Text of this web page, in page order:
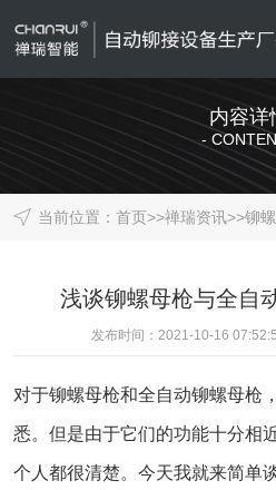
内容详
-
当前位置： 首页>>禅瑞资讯>>铆
浅谈铆螺母枪与全自
发布时间：2021-10-16
对于铆螺母枪和全自动铆螺母枪
悉。但是由于它们的功能十分相
个人都很清楚。今天我就来简单